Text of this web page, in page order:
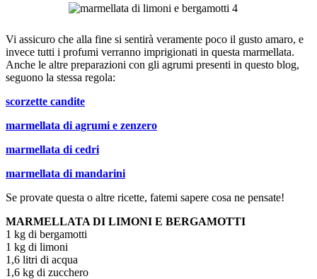
Vi assicuro che alla fine si sentirà veramente poco il gusto amaro, e
invece tutti i profumi verranno imprigionati in questa marmellata.
Anche le altre preparazioni con gli agrumi presenti in questo blog,
seguono la stessa regola:
scorzette candite
marmellata di agrumi e zenzero
marmellata di cedri
marmellata di mandarini
Se provate questa o altre ricette, fatemi sapere cosa ne pensate!
MARMELLATA DI LIMONI E BERGAMOTTI
1 kg di bergamotti
1 kg di limoni
1,6 litri di acqua
1,6 kg di zucchero